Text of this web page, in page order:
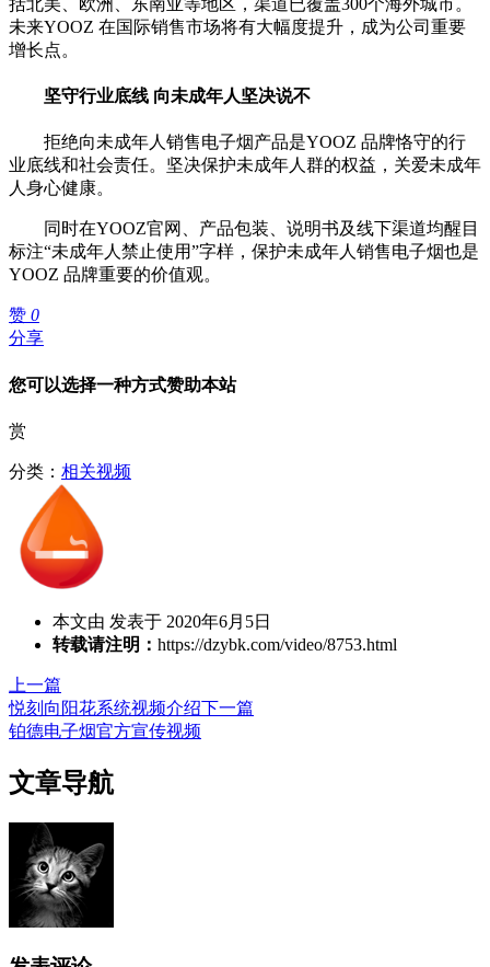
括北美、欧洲、东南亚等地区，渠道已覆盖300个海外城市。
未来YOOZ 在国际销售市场将有大幅度提升，成为公司重要
增长点。
坚守行业底线 向未成年人坚决说不
拒绝向未成年人销售电子烟产品是YOOZ 品牌恪守的行
业底线和社会责任。坚决保护未成年人群的权益，关爱未成年
人身心健康。
同时在YOOZ官网、产品包装、说明书及线下渠道均醒目
标注“未成年人禁止使用”字样，保护未成年人销售电子烟也是
YOOZ 品牌重要的价值观。
赞 0
分享
您可以选择一种方式赞助本站
赏
分类： 相关视频
本文由 发表于 2020年6月5日
转载请注明： https://dzybk.com/video/8753.html
上一篇
悦刻向阳花系统视频介绍下一篇
铂德电子烟官方宣传视频
文章导航